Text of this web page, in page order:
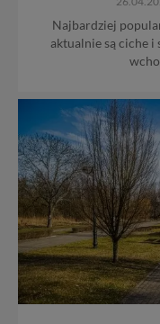
Najbardziej
aktualnie są ciche i